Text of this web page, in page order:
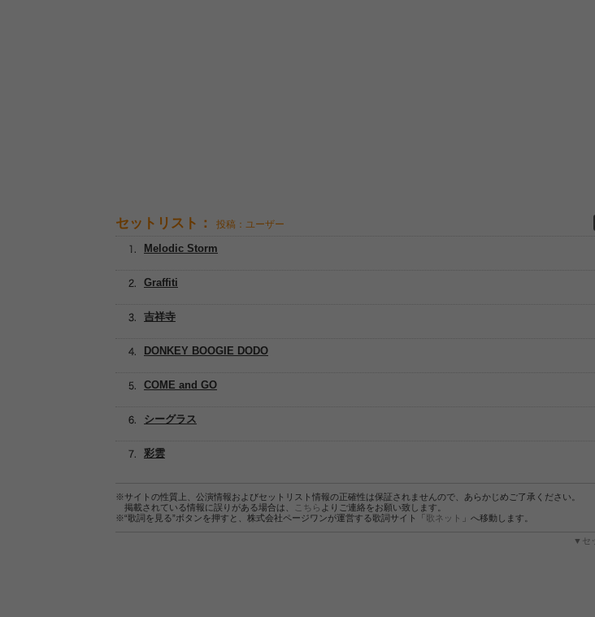
セットリスト： 投稿：ユーザー
吉祥寺
シーグラス
Melodic Storm
COME and GO
DONKEY BOOGIE DODO
Graffiti
彩雲
※サイトの性質上、公演情報およびセットリスト情報の正確性は保証されませんので、あらかじめご了承ください。
掲載されている情報に誤りがある場合は、
こちら よりご連絡をお願い致します。
※“歌詞を見る”ボタンを押すと、株式会社ページワンが運営する歌詞サイト「歌ネット 」へ移動します。
▼セ